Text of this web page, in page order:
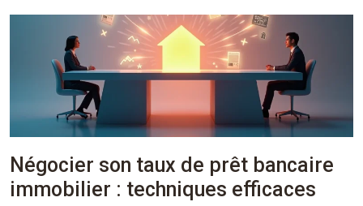
Négocier son taux de prêt bancaire
immobilier : techniques efficaces